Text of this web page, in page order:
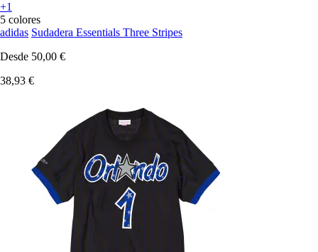
+1
5 colores
adidas Sudadera Essentials Three Stripes
Desde 50,00 €
38,93 €